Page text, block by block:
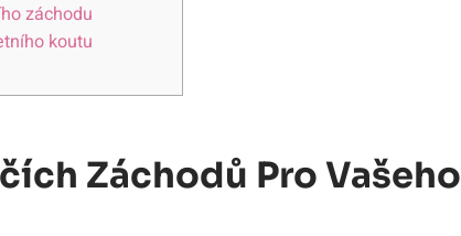
záchodu
koutu
Záchodů Pro Vašeho